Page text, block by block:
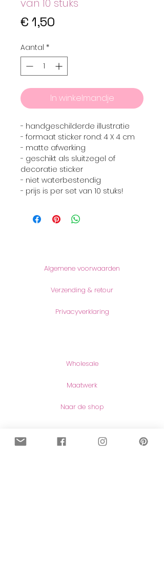
van 10 stuks
€ 1,50
Aantal *
In winkelmandje
- handgeschilderde illustratie
- formaat sticker rond: 4 X 4 cm
- matte afwerking
- geschikt als sluitzegel of
decoratie sticker
- niet waterbestendig
- prijs is per set van 10 stuks!
Algemene voorwaarden
Verzending & retour
Privacyverklaring
Wholesale
Maatwerk
Naar de shop
Contact